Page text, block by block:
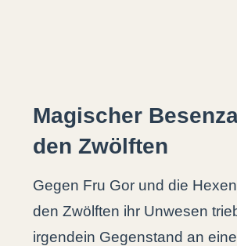
Magischer
den Zwölften
Gegen Fru Gor und die
den Zwölften ihr Unwesen
irgendein Gegenstand an